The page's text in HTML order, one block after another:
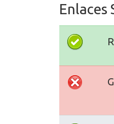
Enlaces